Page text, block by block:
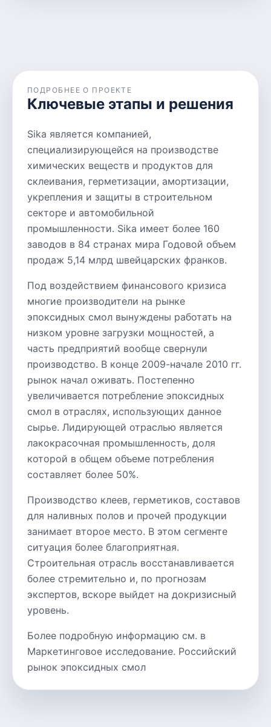
ПОДРОБНЕЕ О ПРОЕКТЕ
Ключевые этапы и решения
Sika является компанией,
специализирующейся на производстве
химических веществ и продуктов для
склеивания, герметизации, амортизации,
укрепления и защиты в строительном
секторе и автомобильной
промышленности. Sika имеет более 160
заводов в 84 странах мира Годовой объем
продаж 5,14 млрд швейцарских франков.
Под воздействием финансового кризиса
многие производители на рынке
эпоксидных смол вынуждены работать на
низком уровне загрузки мощностей, а
часть предприятий вообще свернули
производство. В конце 2009-начале 2010 гг.
рынок начал оживать. Постепенно
увеличивается потребление эпоксидных
смол в отраслях, использующих данное
сырье. Лидирующей отраслью является
лакокрасочная промышленность, доля
которой в общем объеме потребления
составляет более 50%.
Производство клеев, герметиков, составов
для наливных полов и прочей продукции
занимает второе место. В этом сегменте
ситуация более благоприятная.
Строительная отрасль восстанавливается
более стремительно и, по прогнозам
экспертов, вскоре выйдет на докризисный
уровень.
Более подробную информацию см. в
Маркетинговое исследование. Российский
рынок эпоксидных смол